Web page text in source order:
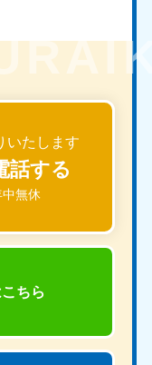
いたします
話する
無休
こちら